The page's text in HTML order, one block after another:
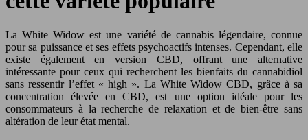
La White Widow est une variété de cannabis légendaire, connue
pour sa puissance et ses effets psychoactifs intenses. Cependant, elle
existe également en version CBD, offrant une alternative
intéressante pour ceux qui recherchent les bienfaits du cannabidiol
sans ressentir l’effet « high ». La White Widow CBD, grâce à sa
concentration élevée en CBD, est une option idéale pour les
consommateurs à la recherche de relaxation et de bien-être sans
altération de leur état mental.